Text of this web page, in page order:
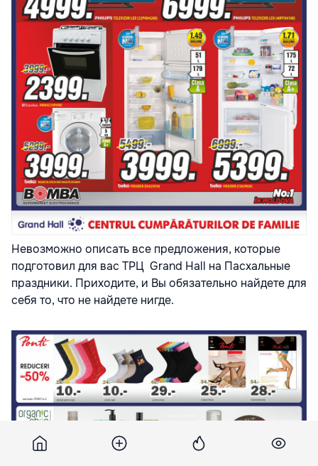
Невозможно описать все предложения, которые
подготовил для вас ТРЦ Grand Hall на Пасхальные
праздники. Приходите, и Вы обязательно найдете для
себя то, что не найдете нигде.